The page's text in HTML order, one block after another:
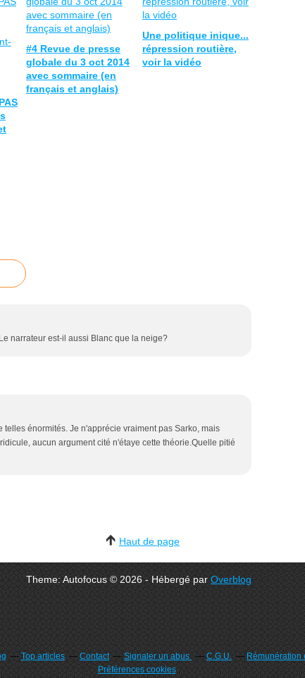
#4 Revue de presse
globale du 3 oct 2014
avec sommaire (en
français et anglais)
Une politique inique...
répression routière,
voir la vidéo
narrateur est-il aussi Blanc que la neige?
énormités. Je n'apprécie vraiment pas Sarko, mais
aucun argument cité n'étaye cette théorie.Quelle pitié
Haut de page
Theme: Autofocus © 2026 - Hébergé parOverblog
Top articles Contact Signaler un abus C.G.U. Rémunération
Préférences cookies